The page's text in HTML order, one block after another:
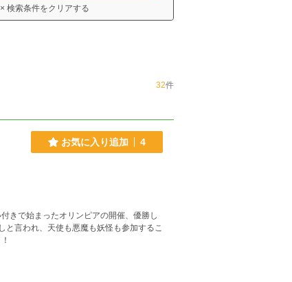
× 検索条件をクリアする
32件
お気に入り追加 4
きで始まったオリンピアの開催、優勝し
言われ、天使も悪魔も妖怪も参加するこ